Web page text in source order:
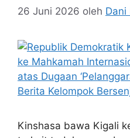
26 Juni 2026 oleh Dani
Kinshasa bawa Kigali